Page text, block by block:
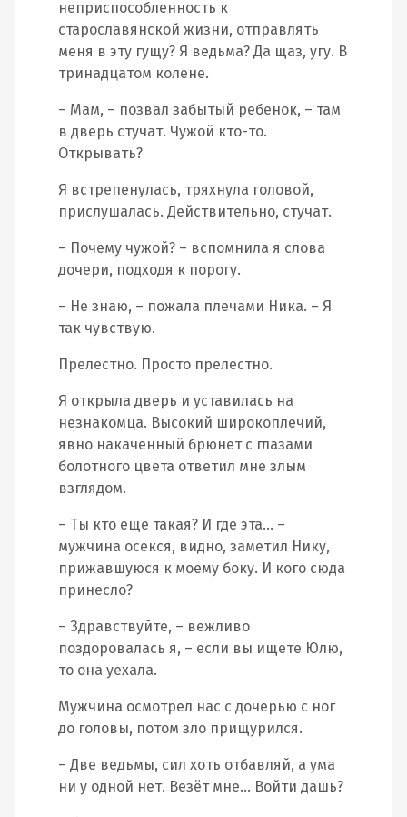
неприспособленность к
старославянской жизни, отправлять
меня в эту гущу? Я ведьма? Да щаз, угу. В
тринадцатом колене.
– Мам, – позвал забытый ребенок, – там
в дверь стучат. Чужой кто-то.
Открывать?
Я встрепенулась, тряхнула головой,
прислушалась. Действительно, стучат.
– Почему чужой? – вспомнила я слова
дочери, подходя к порогу.
– Не знаю, – пожала плечами Ника. – Я
так чувствую.
Прелестно. Просто прелестно.
Я открыла дверь и уставилась на
незнакомца. Высокий широкоплечий,
явно накаченный брюнет с глазами
болотного цвета ответил мне злым
взглядом.
– Ты кто еще такая? И где эта… –
мужчина осекся, видно, заметил Нику,
прижавшуюся к моему боку. И кого сюда
принесло?
– Здравствуйте, – вежливо
поздоровалась я, – если вы ищете Юлю,
то она уехала.
Мужчина осмотрел нас с дочерью с ног
до головы, потом зло прищурился.
– Две ведьмы, сил хоть отбавляй, а ума
ни у одной нет. Везёт мне… Войти дашь?